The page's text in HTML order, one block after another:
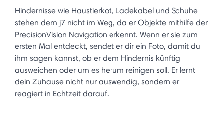
Hindernisse wie Haustierkot, Ladekabel und Schuhe
stehen dem j7 nicht im Weg, da er Objekte mithilfe der
PrecisionVision Navigation erkennt. Wenn er sie zum
ersten Mal entdeckt, sendet er dir ein Foto, damit du
ihm sagen kannst, ob er dem Hindernis künftig
ausweichen oder um es herum reinigen soll. Er lernt
dein Zuhause nicht nur auswendig, sondern er
reagiert in Echtzeit darauf. ​